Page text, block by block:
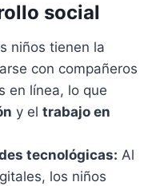
social
niños tienen la
con compañeros
en línea, lo que
y el trabajo en
tecnológicas: Al
los niños